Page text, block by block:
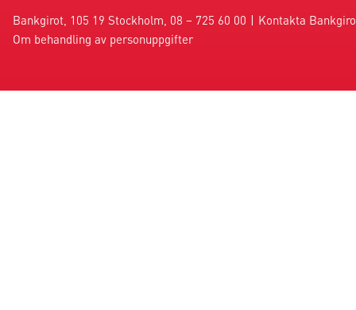
Bankgirot, 105 19 Stockholm, 08 – 725 60 00
Kontakta
Om behandling av personuppgifter